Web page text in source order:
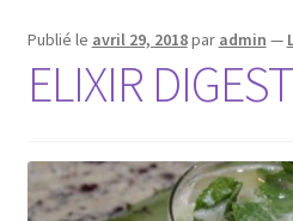
Publié le avril 29, 2018par admin —
ELIXIR